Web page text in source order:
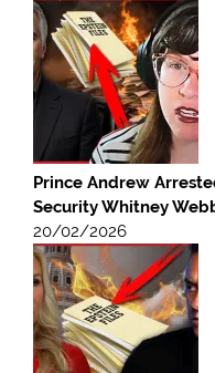
Prince Andrew
Security Whitney
20/02/2026